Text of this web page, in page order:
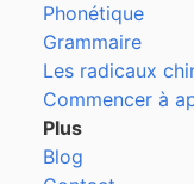
Phonétique
Grammaire
Les radicaux
Commencer à
Plus
Blog